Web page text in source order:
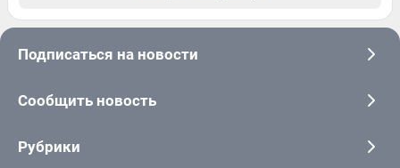
Подписаться на новости
Сообщить новость
Рубрики